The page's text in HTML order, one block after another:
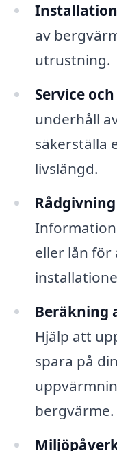
av
utrustning.
Service
underhåll
säkerställa
livslängd.
eller lån
Beräkning
Hjälp att
spara på
bergvärme.